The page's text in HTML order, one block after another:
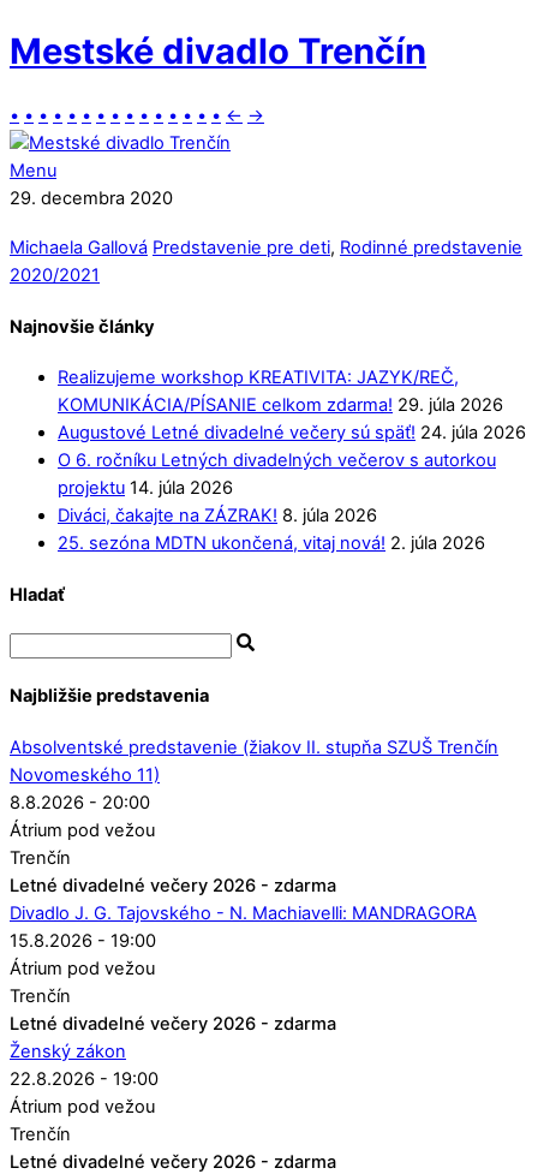
Mestské divadlo Trenčín
• • • • • • • • • • • • • • • ← →
Menu
29. decembra 2020
Michaela Gallová Predstavenie pre deti, Rodinné predstavenie
2020/2021
Najnovšie články
Realizujeme workshop KREATIVITA: JAZYK/REČ,
KOMUNIKÁCIA/PÍSANIE celkom zdarma! 29. júla 2026
Augustové Letné divadelné večery sú späť! 24. júla 2026
O 6. ročníku Letných divadelných večerov s autorkou
projektu 14. júla 2026
Diváci, čakajte na ZÁZRAK! 8. júla 2026
25. sezóna MDTN ukončená, vitaj nová! 2. júla 2026
Hladať
Najbližšie predstavenia
Absolventské predstavenie (žiakov II. stupňa SZUŠ Trenčín
Novomeského 11)
8.8.2026 - 20:00
Átrium pod vežou
Trenčín
Letné divadelné večery 2026 - zdarma
Divadlo J. G. Tajovského - N. Machiavelli: MANDRAGORA
15.8.2026 - 19:00
Átrium pod vežou
Trenčín
Letné divadelné večery 2026 - zdarma
Ženský zákon
22.8.2026 - 19:00
Átrium pod vežou
Trenčín
Letné divadelné večery 2026 - zdarma